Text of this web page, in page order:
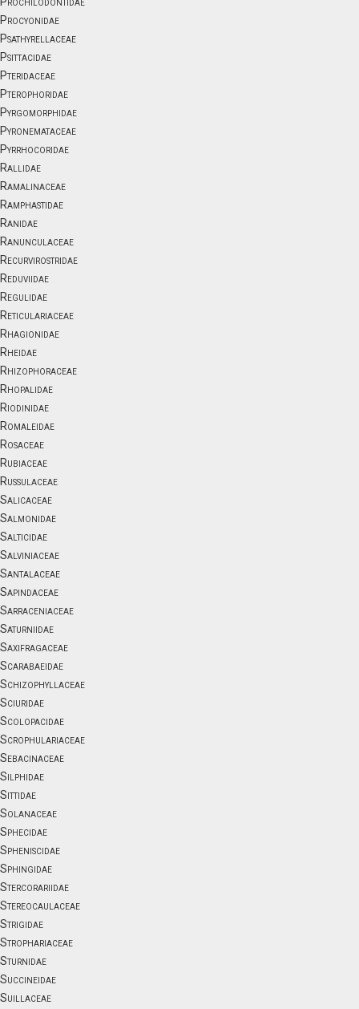
Procyonidae
Psathyrellaceae
Psittacidae
Pteridaceae
Pterophoridae
Pyrgomorphidae
Pyronemataceae
Pyrrhocoridae
Rallidae
Ramalinaceae
Ramphastidae
Ranidae
Ranunculaceae
Recurvirostridae
Reduviidae
Regulidae
Reticulariaceae
Rhagionidae
Rheidae
Rhizophoraceae
Rhopalidae
Riodinidae
Romaleidae
Rosaceae
Rubiaceae
Russulaceae
Salicaceae
Salmonidae
Salticidae
Salviniaceae
Santalaceae
Sapindaceae
Sarraceniaceae
Saturniidae
Saxifragaceae
Scarabaeidae
Schizophyllaceae
Sciuridae
Scolopacidae
Scrophulariaceae
Sebacinaceae
Silphidae
Sittidae
Solanaceae
Sphecidae
Spheniscidae
Sphingidae
Stercorariidae
Stereocaulaceae
Strigidae
Strophariaceae
Sturnidae
Succineidae
Suillaceae